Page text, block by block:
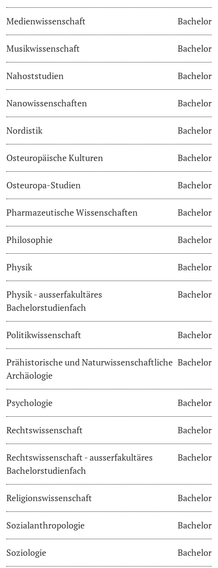
Digitales Lernen
Sprachenzentrum
Lernbörse
Lernräume
Medienwissenschaft Bachelor
Musikwissenschaft Bachelor
Nahoststudien Bachelor
Nanowissenschaften Bachelor
Nordistik Bachelor
Osteuropäische Kulturen Bachelor
Osteuropa-Studien Bachelor
Pharmazeutische Wissenschaften Bachelor
Philosophie Bachelor
Physik Bachelor
Physik - ausserfakultäres
Bachelorstudienfach
Bachelor
Politikwissenschaft Bachelor
Prähistorische und Naturwissenschaftliche
Archäologie
Bachelor
Psychologie Bachelor
Rechtswissenschaft Bachelor
Rechtswissenschaft - ausserfakultäres
Bachelorstudienfach
Bachelor
Religionswissenschaft Bachelor
Sozialanthropologie Bachelor
Soziologie Bachelor